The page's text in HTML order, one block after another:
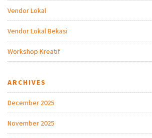
Vendor Lokal
Vendor Lokal Bekasi
Workshop Kreatif
ARCHIVES
December 2025
November 2025